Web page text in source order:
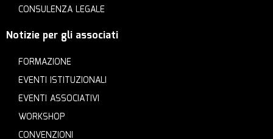
CONSULENZA LEGALE
Notizie per gli associati
FORMAZIONE
EVENTI ISTITUZIONALI
EVENTI ASSOCIATIVI
WORKSHOP
CONVENZIONI